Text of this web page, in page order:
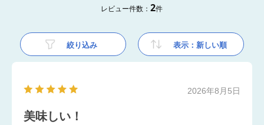
レビュー件数：2件
絞り込み 表示：新しい順
2026年8月5日
美味しい！